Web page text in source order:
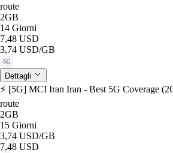
route
2GB
14 Giorni
7,48 USD
3,74 USD/GB
5G
Dettagli
⚡️ [5G] MCI Iran Iran - Best 5G Coverage
route
2GB
15 Giorni
3,74 USD/GB
7,48 USD